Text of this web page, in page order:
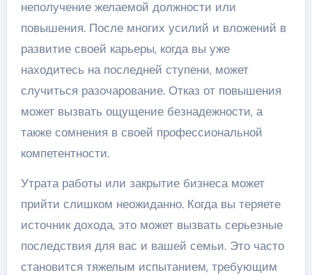
неполучение желаемой должности или
повышения. После многих усилий и вложений в
развитие своей карьеры, когда вы уже
находитесь на последней ступени, может
случиться разочарование. Отказ от повышения
может вызвать ощущение безнадежности, а
также сомнения в своей профессиональной
компетентности.
Утрата работы или закрытие бизнеса может
прийти слишком неожиданно. Когда вы теряете
источник дохода, это может вызвать серьезные
последствия для вас и вашей семьи. Это часто
становится тяжелым испытанием, требующим